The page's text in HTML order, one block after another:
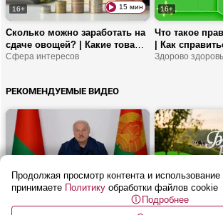
16+ 15 мин
Сколько можно заработать на
сдаче овощей? | Какие товары
по кредиту станут доступнее?
Сфера интересов
16+
Что такое
| Как
Здорово
РЕКОМЕНДУЕМЫЕ ВИДЕО
16+ 26 мин 16+
Белорусская
Продолжая просмотр контента и
принимаете Политику обработки файлов cookie
Подробнее